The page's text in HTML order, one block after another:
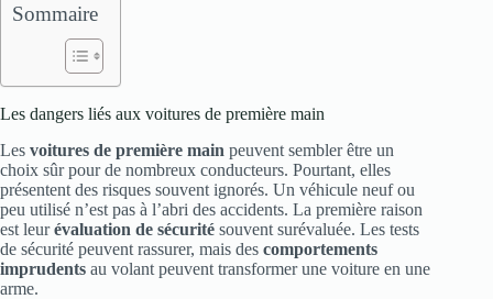
Sommaire
Les dangers liés aux voitures de première main
Les voitures de première main peuvent sembler être un
choix sûr pour de nombreux conducteurs. Pourtant, elles
présentent des risques souvent ignorés. Un véhicule neuf ou
peu utilisé n’est pas à l’abri des accidents. La première raison
est leurévaluation de sécurité souvent surévaluée. Les tests
de sécurité peuvent rassurer, mais des comportements
imprudents au volant peuvent transformer une voiture en une
arme.